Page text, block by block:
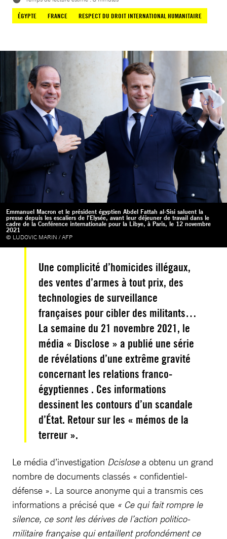
ÉGYPTE
FRANCE RESPECT DU DROIT INTERNATIONAL HUMANITAIRE
Emmanuel Macron et le président égyptien Abdel Fattah al-Sisi saluent la
presse depuis les escaliers de l'Elysée, avant leur déjeuner de travail dans le
cadre de la Conférence internationale pour la Libye, à Paris, le 12 novembre
2021
© LUDOVIC MARIN / AFP
Une complicité d’homicides illégaux,
des ventes d’armes à tout prix, des
technologies de surveillance
françaises pour cibler des militants…
La semaine du 21 novembre 2021, le
média « Disclose » a publié une série
de révélations d’une extrême gravité
concernant les relations franco-
égyptiennes . Ces informations
dessinent les contours d’un scandale
d’État. Retour sur les « mémos de la
terreur ».
Le média d’investigation Dcislosea obtenu un grand
nombre de documents classés « confidentiel-
défense ». La source anonyme qui a transmis ces
informations a précisé que « Ce qui fait rompre le
silence, ce sont les dérives de l’action politico-
militaire française qui entaillent profondément ce